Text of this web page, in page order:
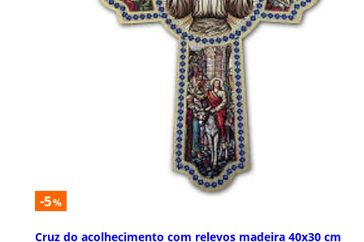
-5%
Cruz do acolhecimento com relevos madeira 40x30 cm